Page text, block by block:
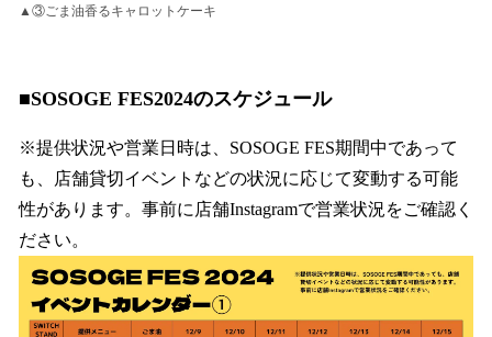
▲③ごま油香るキャロットケーキ
■SOSOGE FES2024のスケジュール
※提供状況や営業日時は、SOSOGE FES期間中であって
も、店舗貸切イベントなどの状況に応じて変動する可能
性があります。事前に店舗Instagramで営業状況をご確認く
ださい。